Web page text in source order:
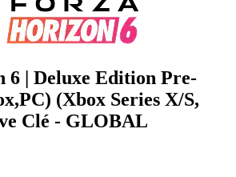
6 | Deluxe Edition Pre-
(Xbox Series X/S,
Clé - GLOBAL